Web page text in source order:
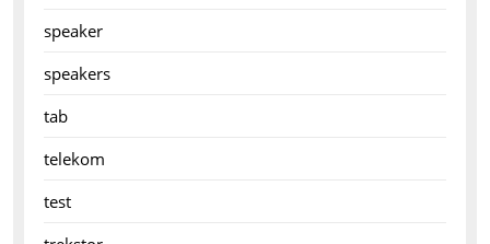
speaker
speakers
tab
telekom
test